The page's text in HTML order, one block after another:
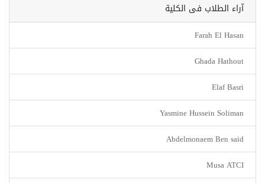
آراء الطلاب فى الكلية
Farah El Hasan
Ghada Hathout
Elaf Basri
Yasmine Hussein Soliman
Abdelmonaem Ben said
Musa ATCI